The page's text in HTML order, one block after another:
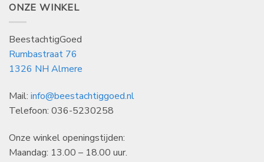
ONZE WINKEL
BeestachtigGoed
Rumbastraat 76
1326 NH Almere
Mail: info@beestachtiggoed.nl
Telefoon: 036-5230258
Onze winkel openingstijden:
Maandag: 13.00 – 18.00 uur.